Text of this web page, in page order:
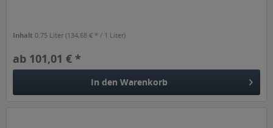
Inhalt0.75 Liter(134,68 € * / 1 Liter)
ab 101,01 € *
In den Warenkorb